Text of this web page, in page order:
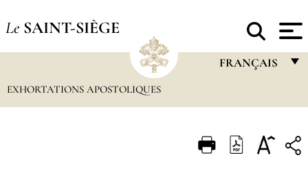
Le SAINT-SIÈGE
FRANÇAIS
ITALIANO
EXHORTATIONS APOSTOLIQUES